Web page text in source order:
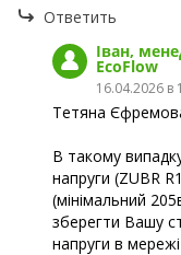
Ответить
Іван,
EcoFlow
16.04.2026 в
Тетяна
В такому
напруги (ZUBR
(мінімальний
зберегти Вашу
напруги в мережі